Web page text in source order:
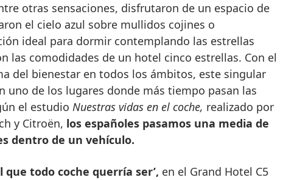
otras sensaciones, disfrutaron de un espacio de
el cielo azul sobre mullidos cojines o
ideal para dormir contemplando las estrellas
las comodidades de un hotel cinco estrellas. Con el
del bienestar en todos los ámbitos, este singular
uno de los lugares donde más tiempo pasan las
el estudio Nuestras vidas en el coche, realizado por
y Citroën, los españoles pasamos una media de
dentro de un vehículo.
que todo coche querría ser’, en el Grand Hotel C5